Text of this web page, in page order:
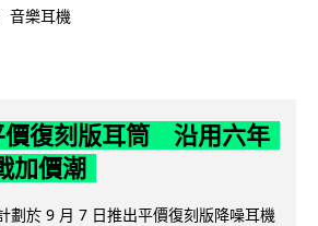
音樂耳機
價復刻版耳筒 沿用六年
加價潮
劃於 9 月 7 日推出平價復刻版降噪耳機